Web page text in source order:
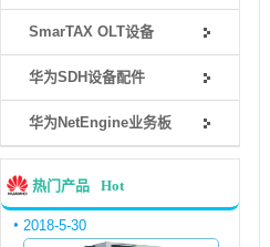
SmarTAX OLT设备
华为SDH设备配件
华为NetEngine业务板
热门产品 Hot
2018-5-30